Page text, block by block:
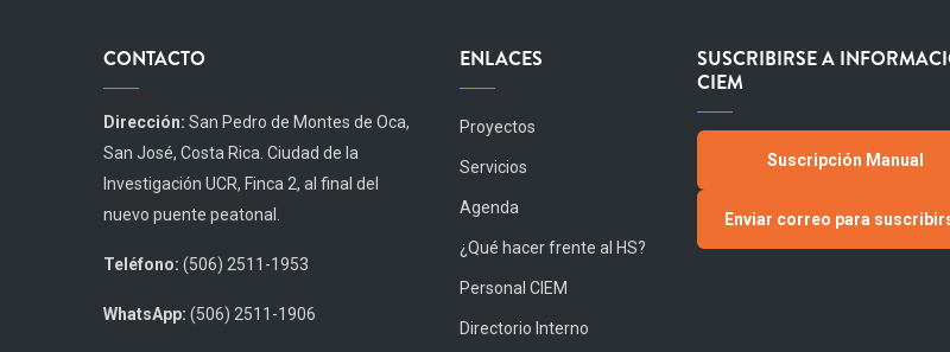
CONTACTO
Dirección: San Pedro de Montes de Oca,
San José, Costa Rica. Ciudad de la
Investigación UCR, Finca 2, al final del
nuevo puente peatonal.
Teléfono: (506) 2511-1953
WhatsApp: (506) 2511-1906
ENLACES
Proyectos
Servicios
Agenda
¿Qué hacer frente al HS?
Personal CIEM
Directorio Interno
SUSCRIBIRSE A
CIEM
Suscripción Manual
Enviar correo para